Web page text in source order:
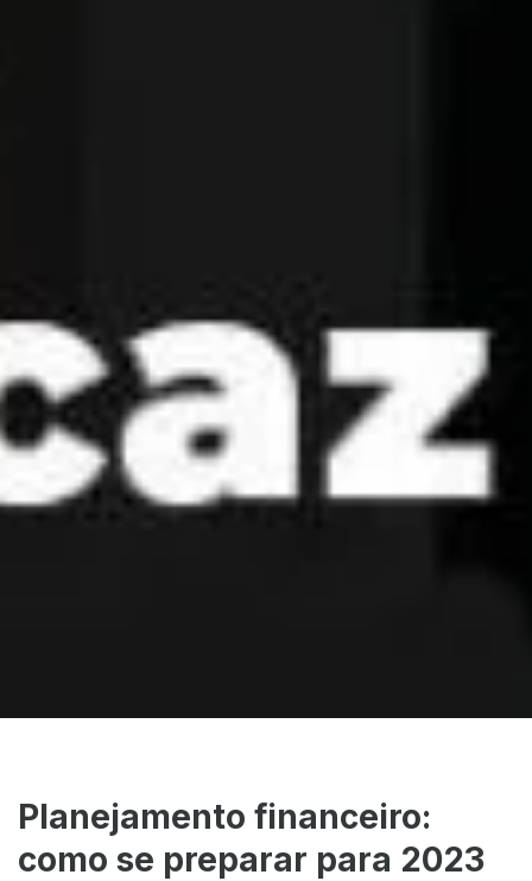
Planejamento financeiro:
como se preparar para 2023